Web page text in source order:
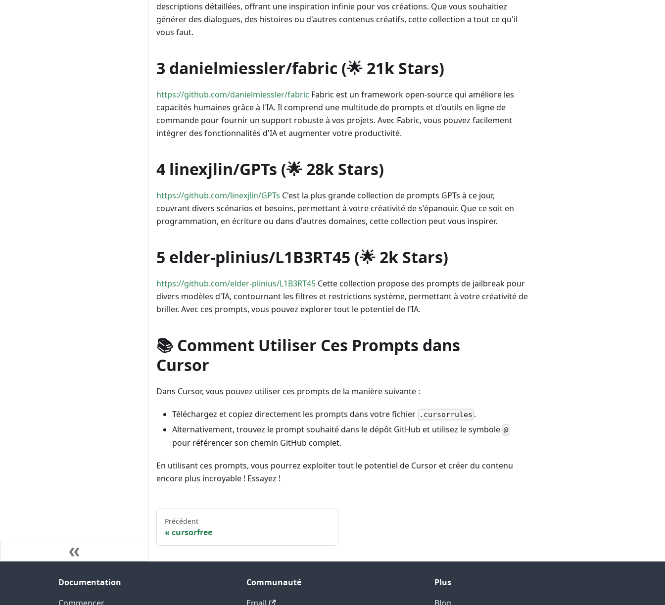
descriptions détaillées, offrant une inspiration infinie pour vos créations. Que vous souhaitiez
générer des dialogues, des histoires ou d'autres contenus créatifs, cette collection a tout ce qu'il
vous faut.
3 danielmiessler/fabric (🌟 21k Stars)
https://github.com/danielmiessler/fabric Fabric est un framework open-source qui améliore les
capacités humaines grâce à l'IA. Il comprend une multitude de prompts et d'outils en ligne de
commande pour fournir un support robuste à vos projets. Avec Fabric, vous pouvez facilement
intégrer des fonctionnalités d'IA et augmenter votre productivité.
4 linexjlin/GPTs (🌟 28k Stars)
https://github.com/linexjlin/GPTs C'est la plus grande collection de prompts GPTs à ce jour,
couvrant divers scénarios et besoins, permettant à votre créativité de s'épanouir. Que ce soit en
programmation, en écriture ou dans d'autres domaines, cette collection peut vous inspirer.
5 elder-plinius/L1B3RT45 (🌟 2k Stars)
https://github.com/elder-plinius/L1B3RT45 Cette collection propose des prompts de jailbreak pour
divers modèles d'IA, contournant les filtres et restrictions système, permettant à votre créativité de
briller. Avec ces prompts, vous pouvez explorer tout le potentiel de l'IA.
📚 Comment Utiliser Ces Prompts dans
Cursor
Dans Cursor, vous pouvez utiliser ces prompts de la manière suivante :
Téléchargez et copiez directement les prompts dans votre fichier .cursorrules .
Alternativement, trouvez le prompt souhaité dans le dépôt GitHub et utilisez le symbole @
pour référencer son chemin GitHub complet.
En utilisant ces prompts, vous pourrez exploiter tout le potentiel de Cursor et créer du contenu
encore plus incroyable ! Essayez !
Précédent
cursorfree
Documentation
Communauté
Plus